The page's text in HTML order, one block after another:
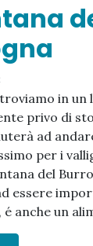
in un
privo di
ad
per i
del
essere
é anche un